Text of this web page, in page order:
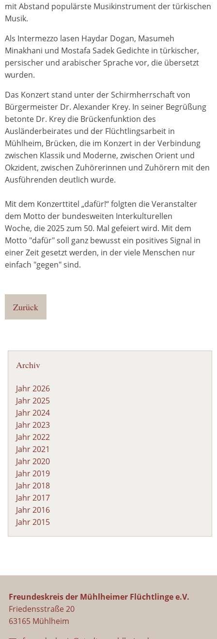
mit Abstand populärste Musikinstrument der türkischen
Musik.
Als Intermezzo lasen Haydar Dogan, Masumeh
Minakhani und Mostafa Sadek Gedichte in türkischer,
persischer und arabischer Sprache vor, die übersetzt
wurden.
Das Konzert stand unter der Schirmherrschaft von
Bürgermeister Dr. Alexander Krey. In seiner Begrüßung
betonte Dr. Krey die Brückenfunktion des
Ausländerbeirates und der Flüchtlingsarbeit in
Mühlheim, Brücken, die im Konzert in der Verbindung
zwischen Klassik und Moderne, zwischen Orient und
Okzident, zwischen Zuhörerinnen und Zuhörern mit den
Ausführenden deutlich wurde.
Mit dem Konzerttitel „dafür!“ folgten die Veranstalter
dem Motto der bundesweiten Interkulturellen
Woche, die 2025 zum 50. Mal gefeiert wird. Mit dem
Motto "dafür" soll ganz bewusst ein positives Signal in
einer Zeit gesetzt werden, in der viele Menschen nur
einfach "gegen" sind.
Zurück
Archiv
Jahr 2026
Jahr 2025
Jahr 2024
Jahr 2023
Jahr 2022
Jahr 2021
Jahr 2020
Jahr 2019
Jahr 2018
Jahr 2017
Jahr 2016
Jahr 2015
Freundeskreis der Mühlheimer Flüchtlinge e.V.
Friedensstraße 20
63165 Mühlheim